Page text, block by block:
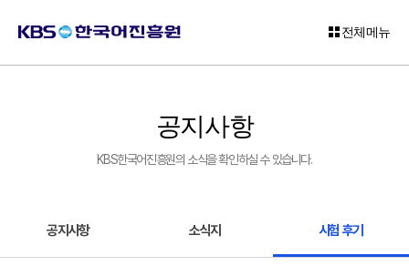
전체메뉴
고
공지사항
KBS한국어진흥원의 소식을 확인하실 수 있습니다.
공지사항 소식지 시험 후기